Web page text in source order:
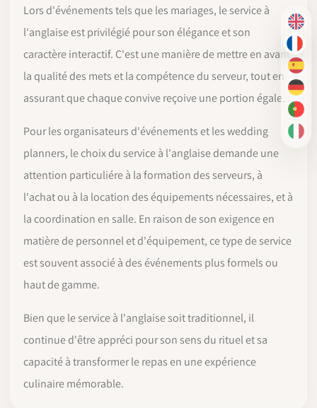
EN
FR
ES
DE
PT-
IT
Lors d'événements tels que les mariages, le service à
l'anglaise est privilégié pour son élégance et son
caractère interactif. C'est une manière de mettre en avant
la qualité des mets et la compétence du serveur, tout en
assurant que chaque convive reçoive une portion égale.
Pour les organisateurs d'événements et les wedding
planners, le choix du service à l'anglaise demande une
attention particuliére à la formation des serveurs, à
l'achat ou à la location des équipements nécessaires, et à
la coordination en salle. En raison de son exigence en
matière de personnel et d'équipement, ce type de service
est souvent associé à des événements plus formels ou
haut de gamme.
Bien que le service à l'anglaise soit traditionnel, il
continue d'être appréci pour son sens du rituel et sa
capacité à transformer le repas en une expérience
culinaire mémorable.